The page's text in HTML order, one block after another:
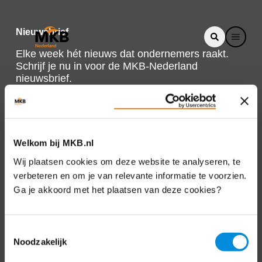
Welkom bij MKB.nl
Wij plaatsen cookies om deze website te analyseren, te
verbeteren en om je van relevante informatie te voorzien.
Ga je akkoord met het plaatsen van deze cookies?
Noodzakelijk
Nieuwsbrief
Elke week hét nieuws dat ondernemers raakt.
Schrijf je nu in voor de MKB-Nederland
nieuwsbrief.
Direct naar
Over ons
Bezuidenhoutseweg 12